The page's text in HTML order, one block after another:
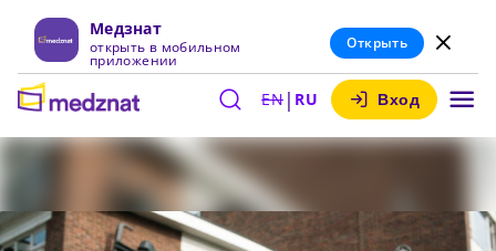
Медзнат
открыть в мобильном
приложении
Открыть
EN| RU Вход